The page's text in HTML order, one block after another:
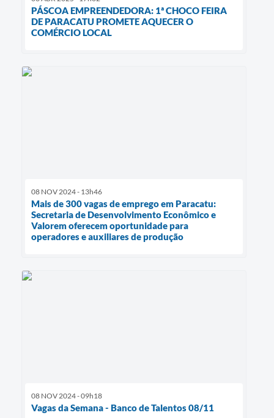
PÁSCOA EMPREENDEDORA: 1ª CHOCO FEIRA
DE PARACATU PROMETE AQUECER O
COMÉRCIO LOCAL
08 NOV 2024 - 13h46
Mais de 300 vagas de emprego em Paracatu:
Secretaria de Desenvolvimento Econômico e
Valorem oferecem oportunidade para
operadores e auxiliares de produção
08 NOV 2024 - 09h18
Vagas da Semana - Banco de Talentos 08/11